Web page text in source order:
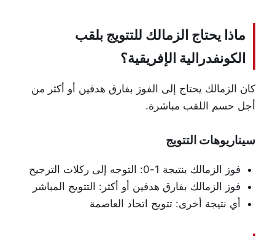
ماذا يحتاج الزمالك للتتويج بلقب
الكونفدرالية الإفريقية؟
كان الزمالك يحتاج إلى الفوز بفارق هدفين أو أكثر من
أجل حسم اللقب مباشرة.
سيناريوهات التتويج
فوز الزمالك بنتيجة 1-0: التوجه إلى ركلات الترجيح
فوز الزمالك بفارق هدفين أو أكثر: التتويج المباشر
أي نتيجة أخرى: تتويج اتحاد العاصمة